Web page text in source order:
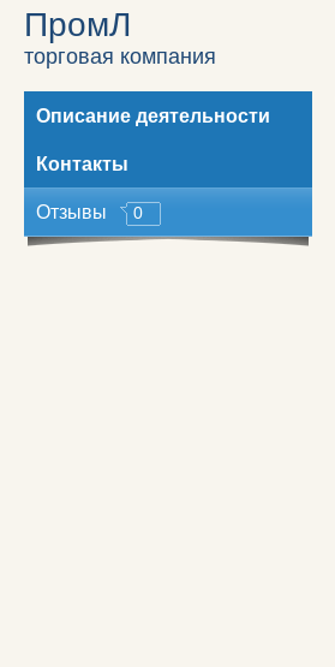
ПромЛ
торговая компания
Описание деятельности
Контакты
Отзывы 0